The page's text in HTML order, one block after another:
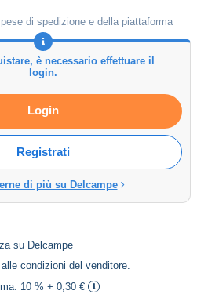
di spedizione e della piattaforma
è necessario effettuare il
login.
Login
Registrati
di più su Delcampe
su Delcampe
condizioni del venditore.
10 % + 0,30 €